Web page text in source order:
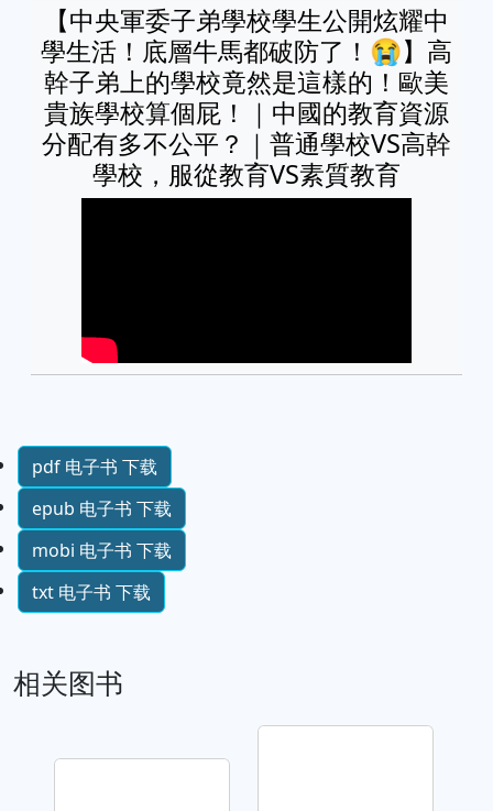
【中央軍委子弟學校學生公開炫耀中
學生活！底層牛馬都破防了！😭】高
幹子弟上的學校竟然是這樣的！歐美
貴族學校算個屁！｜中國的教育資源
分配有多不公平？｜普通學校VS高幹
學校，服從教育VS素質教育
pdf 电子书 下载
epub 电子书 下载
mobi 电子书 下载
txt 电子书 下载
相关图书